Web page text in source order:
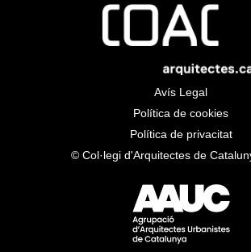
Avís Legal
Política de cookies
Política de privacitat
© Col·legi d'Arquitectes de